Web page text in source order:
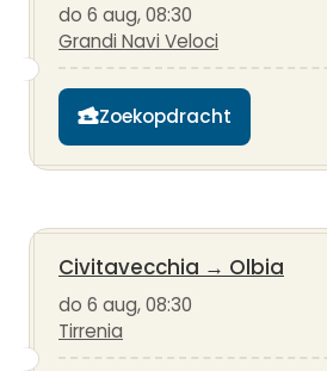
do 6 aug, 08:30
Grandi Navi Veloci
Zoekopdracht
Civitavecchia → Olbia
do 6 aug, 08:30
Tirrenia